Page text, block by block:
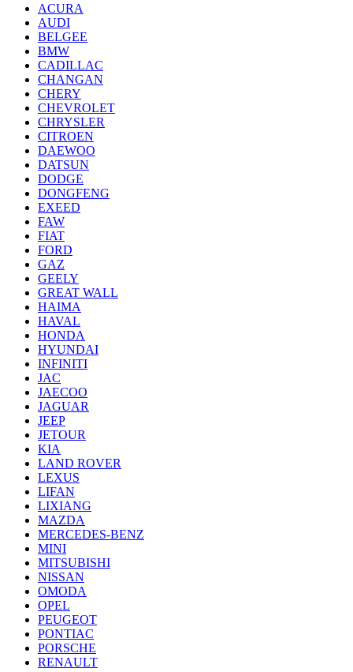
ACURA
AUDI
BELGEE
BMW
CADILLAC
CHANGAN
CHERY
CHEVROLET
CHRYSLER
CITROEN
DAEWOO
DATSUN
DODGE
DONGFENG
EXEED
FAW
FIAT
FORD
GAZ
GEELY
GREAT WALL
HAIMA
HAVAL
HONDA
HYUNDAI
INFINITI
JAC
JAECOO
JAGUAR
JEEP
JETOUR
KIA
LAND ROVER
LEXUS
LIFAN
LIXIANG
MAZDA
MERCEDES-BENZ
MINI
MITSUBISHI
NISSAN
OMODA
OPEL
PEUGEOT
PONTIAC
PORSCHE
RENAULT